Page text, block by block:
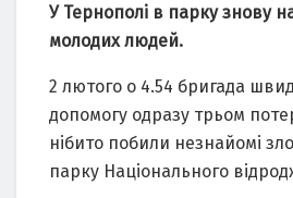
У Тернополі в парку знову
молодих людей.
2 лютого о 4.54 бригада
допомогу одразу трьом
нібито побили незнайомі
парку Національного